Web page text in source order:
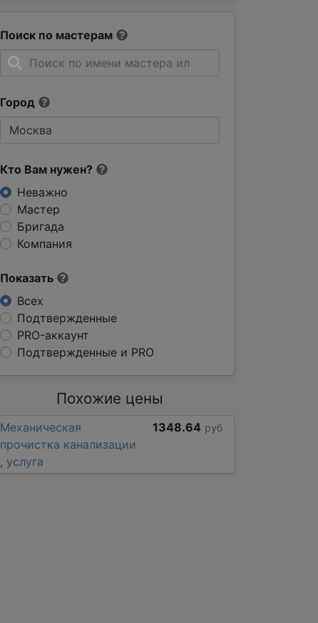
Поиск по мастерам
Город
Кто Вам нужен?
Неважно
Мастер
Бригада
Компания
Показать
Всех
Подтвержденные
PRO-аккаунт
Подтвержденные и PRO
Похожие цены
Механическая
прочистка канализации
, услуга
1348.64 руб